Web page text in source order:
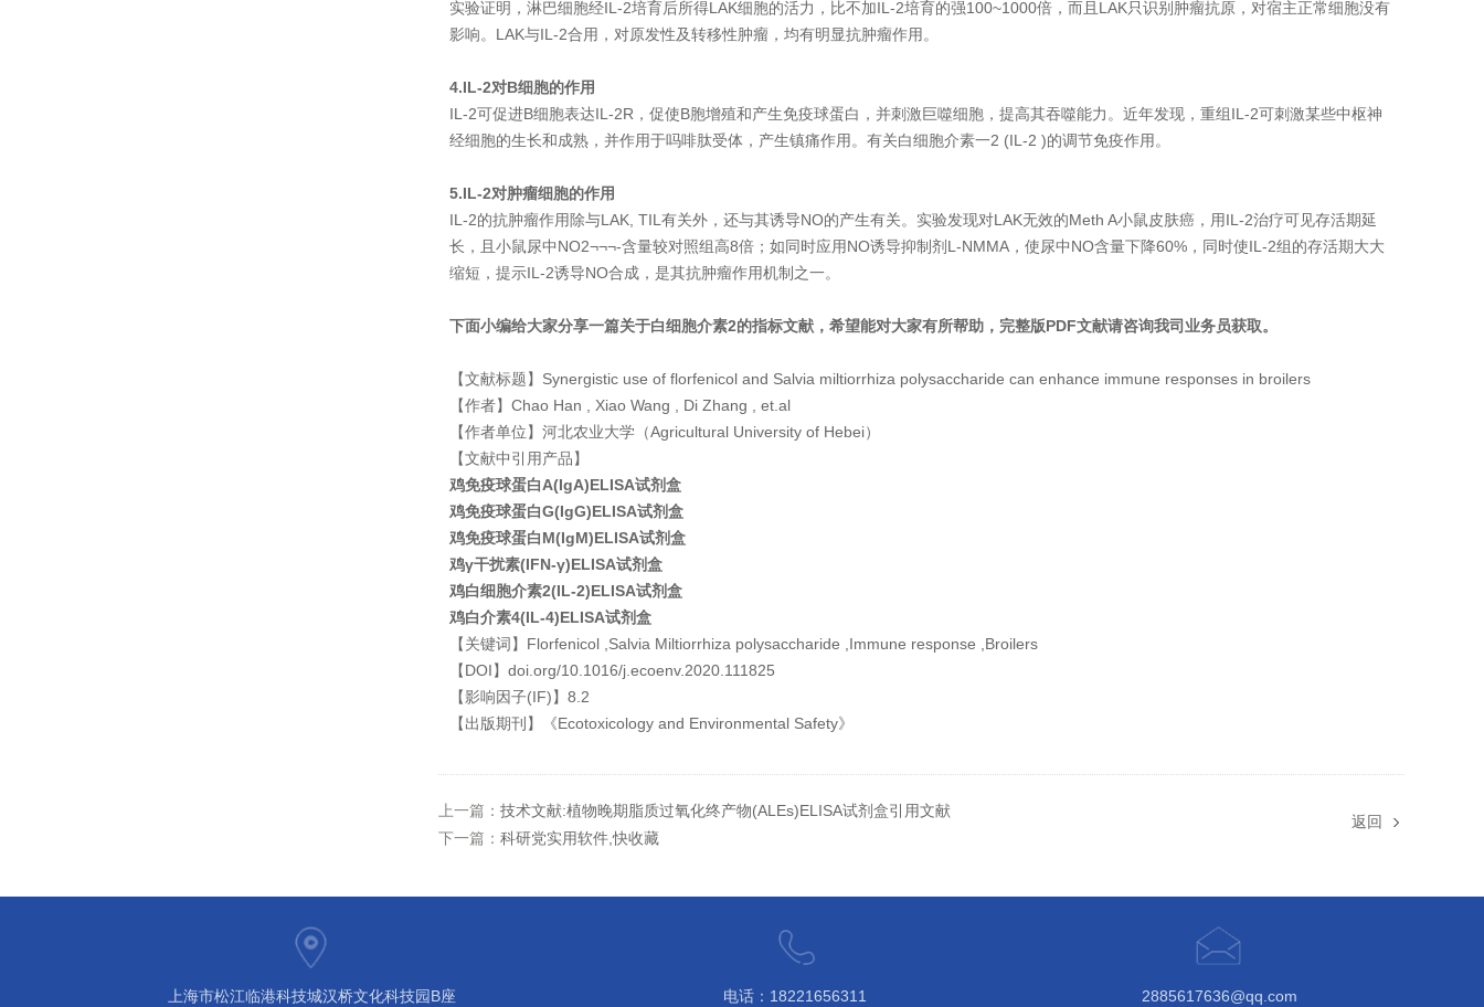
实验证明，淋巴细胞经IL-2培育后所得LAK细胞的活力，比不加IL-2培育的强100~1000倍，而且LAK只识别肿瘤抗原，对宿主正常细胞没有
影响。LAK与IL-2合用，对原发性及转移性肿瘤，均有明显抗肿瘤作用。
4.IL-2对B细胞的作用
IL-2可促进B细胞表达IL-2R，促使B胞增殖和产生免疫球蛋白，并刺激巨噬细胞，提高其吞噬能力。近年发现，重组IL-2可刺激某些中枢神
经细胞的生长和成熟，并作用于吗啡肽受体，产生镇痛作用。有关白细胞介素一2 (IL-2 )的调节免疫作用。
5.IL-2对肿瘤细胞的作用
IL-2的抗肿瘤作用除与LAK, TIL有关外，还与其诱导NO的产生有关。实验发现对LAK无效的Meth A小鼠皮肤癌，用IL-2治疗可见存活期延
长，且小鼠尿中NO2¬¬¬-含量较对照组高8倍；如同时应用NO诱导抑制剂L-NMMA，使尿中NO含量下降60%，同时使IL-2组的存活期大大
缩短，提示IL-2诱导NO合成，是其抗肿瘤作用机制之一。
下面小编给大家分享一篇关于白细胞介素2的指标文献，希望能对大家有所帮助，完整版PDF文献请咨询我司业务员获取。
【文献标题】Synergistic use of florfenicol and Salvia miltiorrhiza polysaccharide can enhance immune responses in broilers
【作者】Chao Han , Xiao Wang , Di Zhang , et.al
【作者单位】河北农业大学（Agricultural University of Hebei）
【文献中引用产品】
鸡免疫球蛋白A(IgA)ELISA试剂盒
鸡免疫球蛋白G(IgG)ELISA试剂盒
鸡免疫球蛋白M(IgM)ELISA试剂盒
鸡γ干扰素(IFN-γ)ELISA试剂盒
鸡白细胞介素2(IL-2)ELISA试剂盒
鸡白介素4(IL-4)ELISA试剂盒
【关键词】Florfenicol ,Salvia Miltiorrhiza polysaccharide ,Immune response ,Broilers
【DOI】doi.org/10.1016/j.ecoenv.2020.111825
【影响因子(IF)】8.2
【出版期刊】《Ecotoxicology and Environmental Safety》
上一篇： 技术文献:植物晚期脂质过氧化终产物(ALEs)ELISA试剂盒引用文献
下一篇： 科研党实用软件,快收藏
返回
上海市松江临港科技城汉桥文化科技园B座 电话：18221656311 2885617636@qq.com